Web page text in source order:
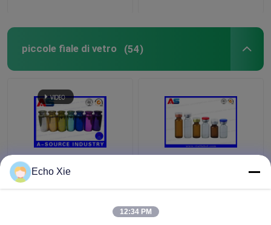
piccole fiale di vetro (54)
Piccole bottiglie di
vetro variopinte
degli oli & dei liquidi
della farmacia
Echo Xie
12:34 PM